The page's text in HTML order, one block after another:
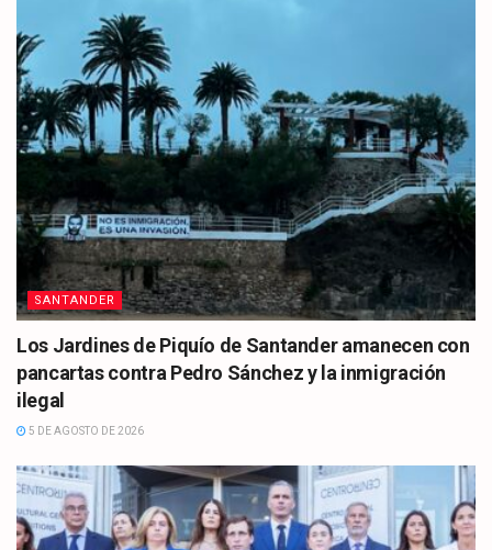
SANTANDER
Los Jardines de Piquío de Santander amanecen con
pancartas contra Pedro Sánchez y la inmigración
ilegal
5 DE AGOSTO DE 2026